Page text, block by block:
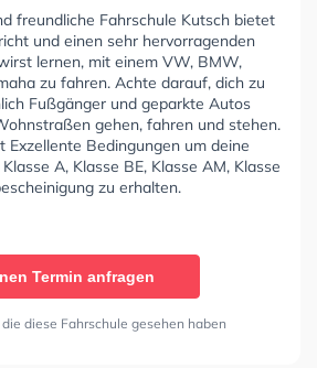
freundliche Fahrschule Kutsch bietet
und einen sehr hervorragenden
lernen, mit einem VW, BMW,
zu fahren. Achte darauf, dich zu
Fußgänger und geparkte Autos
gehen, fahren und stehen.
Exzellente Bedingungen um deine
A, Klasse BE, Klasse AM, Klasse
zu erhalten.
Termin anfragen
diese Fahrschule gesehen haben